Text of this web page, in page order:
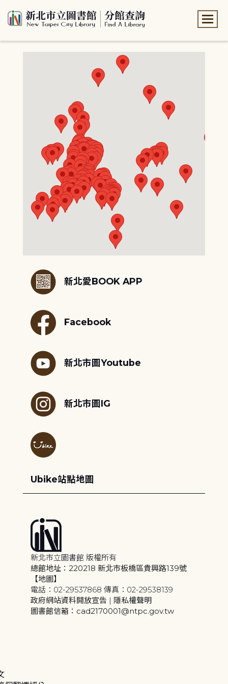
新北愛BOOK APP
Facebook
新北市圖Youtube
新北市圖IG
Ubike站點地圖
新北市立圖書館 版權所有
總館地址：220218 新北市板橋區貴興路139號
【地圖】
電話：02-29537868 傳真：02-29538139
政府網站資料開放宣告 | 隱私權聲明
圖書館信箱：cad2170001@ntpc.gov.tw